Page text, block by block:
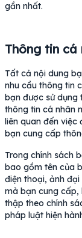
gần nhất.
Thông tin cá
Tất cả nội dung
nhu cầu thông tin
bạn được sử
thông tin cá nhân
liên quan đến việc
bạn cung cấp
Trong chính sách
bao gồm tên của
điện thoại, ảnh
mà bạn cung
thập theo chính
pháp luật hiện